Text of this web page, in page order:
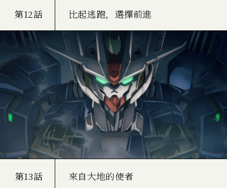
第12話 比起逃跑，選擇前進
第13話 來自大地的使者